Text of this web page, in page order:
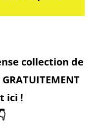
collection de
ici !